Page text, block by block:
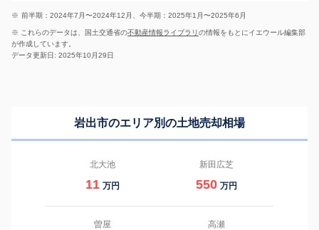
※ 前半期：2024年7月〜2024年12月、今半期：2025年1月〜2025年6月
※ これらのデータは、国土交通省の不動産情報ライブラリの情報をもとにイエウール編集部
が作成しています。
データ更新日: 2025年10月29日
岩出市のエリア別の土地売却相場
北大池
11 万円
新田広芝
550 万円
曽屋 高瀬